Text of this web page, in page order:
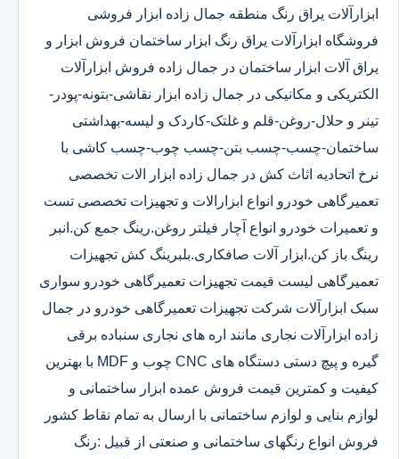
ابزارآلات یراق رنگ منطقه جمال زاده ابزار فروشی
فروشگاه ابزارآلات یراق رنگ ابزار ساختمان فروش ابزار و
یراق آلات ابزار ساختمان در جمال زاده فروش ابزارآلات
الکتریکی و مکانیکی در جمال زاده ابزار نقاشی-بتونه-پودر-
تینر و حلال-روغن-قلم و غلتک-کاردک و لیسه-بهداشتی
ساختمان-چسب-چسب بتن-چسب چوب-چسب کاشی با
نرخ اتحادیه اثاث کش در جمال زاده ابزار الات تخصصی
تعمیرگاهی خودرو انواع ابزارالات و تجهیزات تخصصی تست
و تعمیرات خودرو انواع آچار فیلتر روغن.رینگ جمع کن.انبر
رینگ باز کن.ابزار آلات صافکاری.بلبرینگ کش تجهیزات
تعمیرگاهی لیست قیمت تجهیزات تعمیرگاهی خودرو سواری
سبک ابزارآلات شرکت تجهیزات تعمیرگاهی خودرو در جمال
زاده ابزارآلات نجاری مانند اره های نجاری سنباده برقی
گیره و پیچ دستی دستگاه های CNC چوب و MDF با بهترین
کیفیت و کمترین قیمت فروش عمده ابزار ساختمانی و
لوازم بنایی و لوازم ساختمانی با ارسال به تمام نقاط کشور
فروش انواع رنگهای ساختمانی و صنعتی از قبیل :رنگ